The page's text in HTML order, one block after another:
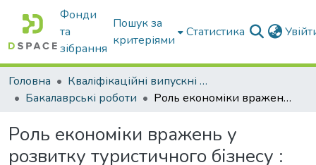
Фонди
та
зібрання
Пошук за
критеріями
Статистика
Головна
Кваліфікаційні випускні роботи бакалаврів і магістрів
Бакалаврські роботи
Роль економіки вражень у розвитку туристичного бізнесу : кваліфікаційна робота бакалавра : спец. 242 Туризм ОПП «Туризм»
Роль економіки вражень у
розвитку туристичного бізнесу :